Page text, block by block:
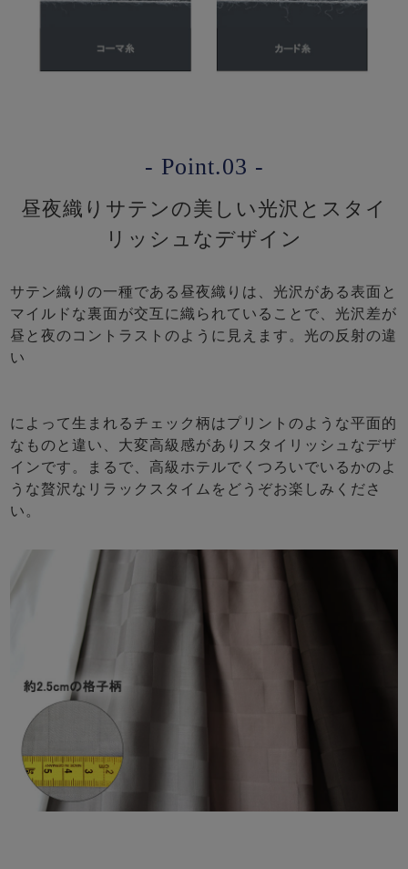
- Point.03 -
昼夜織りサテンの美しい光沢とスタイ
リッシュなデザイン
サテン織りの一種である昼夜織りは、光沢がある表面と
マイルドな裏面が交互に織られていることで、光沢差が
昼と夜のコントラストのように見えます。光の反射の違
い
によって生まれるチェック柄はプリントのような平面的
なものと違い、大変高級感がありスタイリッシュなデザ
インです。まるで、高級ホテルでくつろいでいるかのよ
うな贅沢なリラックスタイムをどうぞお楽しみくださ
い。